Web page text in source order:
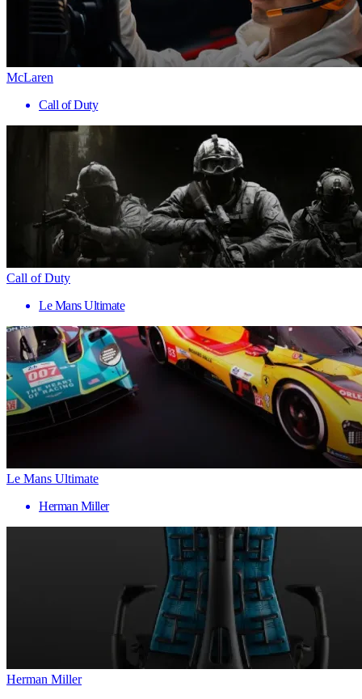
McLaren
Call of Duty
Call of Duty
Le Mans Ultimate
Le Mans Ultimate
Herman Miller
Herman Miller